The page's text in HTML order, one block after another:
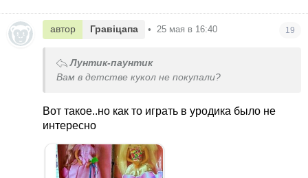
автор Гравіцапа • 25 мая в 16:40 19
Лунтик-паунтик
Вам в детстве кукол не покупали?
Вот такое..но как то играть в уродика было не
интересно